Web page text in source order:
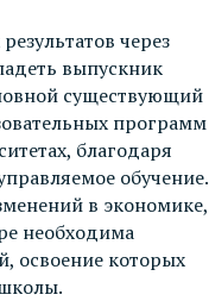
через
выпускник
существующий
программ
благодаря
обучение.
в экономике,
необходима
освоение которых